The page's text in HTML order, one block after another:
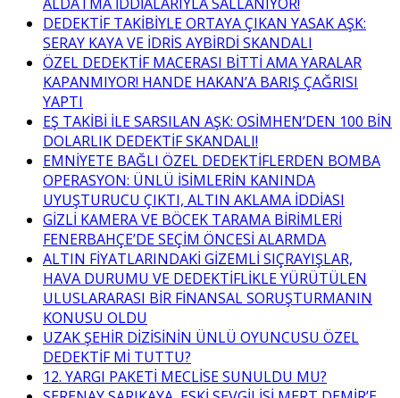
DEDEKTİF TAKİBİYLE ORTAYA ÇIKAN YASAK AŞK:
SERAY KAYA VE İDRİS AYBİRDİ SKANDALI
ÖZEL DEDEKTİF MACERASI BİTTİ AMA YARALAR
KAPANMIYOR! HANDE HAKAN’A BARIŞ ÇAĞRISI
YAPTI
EŞ TAKİBİ İLE SARSILAN AŞK: OSİMHEN’DEN 100 BİN
DOLARLIK DEDEKTİF SKANDALI!
EMNİYETE BAĞLI ÖZEL DEDEKTİFLERDEN BOMBA
OPERASYON: ÜNLÜ İSİMLERİN KANINDA
UYUŞTURUCU ÇIKTI, ALTIN AKLAMA İDDİASI
GİZLİ KAMERA VE BÖCEK TARAMA BİRİMLERİ
FENERBAHÇE’DE SEÇİM ÖNCESİ ALARMDA
ALTIN FİYATLARINDAKİ GİZEMLİ SIÇRAYIŞLAR,
HAVA DURUMU VE DEDEKTİFLİKLE YÜRÜTÜLEN
ULUSLARARASI BİR FİNANSAL SORUŞTURMANIN
KONUSU OLDU
UZAK ŞEHİR DİZİSİNİN ÜNLÜ OYUNCUSU ÖZEL
DEDEKTİF Mİ TUTTU?
12. YARGI PAKETİ MECLİSE SUNULDU MU?